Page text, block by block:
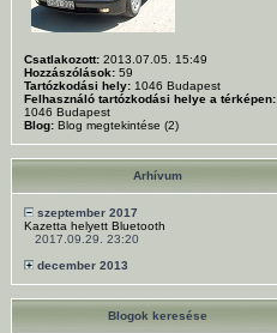
Csatlakozott: 2013.07.05. 15:49
Hozzászólások: 59
Tartózkodási hely: 1046 Budapest
Felhasználó tartózkodási helye a térképen:
1046 Budapest
Blog: Blog megtekintése (2)
Arhívum
szeptember 2017
Kazetta helyett Bluetooth
2017.09.29. 23:20
december 2013
Blogok keresése